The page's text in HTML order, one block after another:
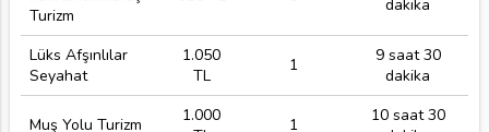
Turizm
dakika
Lüks Afşınlılar
Seyahat
1.050
TL
1
9 saat 30
dakika
Muş Yolu Turizm
1.000
1
10 saat 30